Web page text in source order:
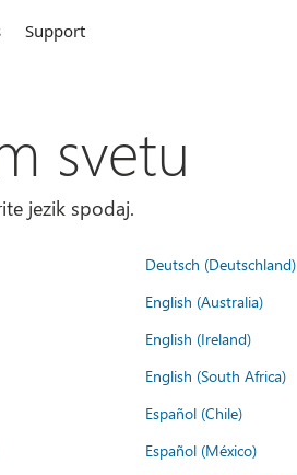
Support
svetu
jezik spodaj.
Deutsch (Deutschland)
English (Australia)
English (Ireland)
English (South Africa)
Español (Chile)
Español (México)